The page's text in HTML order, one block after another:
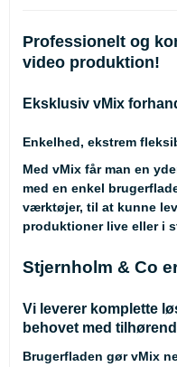
Professionelt og
video produktion!
Eksklusiv vMix
Enkelhed, ekstrem
Med vMix får man en
med en enkel
værktøjer, til at kunne
produktioner live eller i
Stjernholm & Co
Vi leverer komplette
behovet med
Brugerfladen gør vMix